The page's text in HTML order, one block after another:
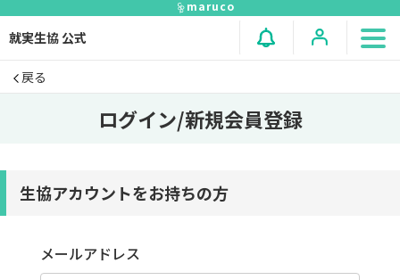
maruco
就実生協 公式
戻る
ログイン/新規会員登録
生協アカウントをお持ちの方
メールアドレス